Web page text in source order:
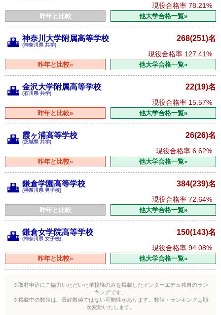
現役合格率 78.21%
昨年と比較 他大学合格一覧»
神奈川大学附属高等学校
(神奈川県 共学)
268(251)名
現役合格率 127.41%
昨年と比較» 他大学合格一覧»
金沢大学附属高等学校
(石川県 共学)
22(19)名
現役合格率 15.57%
昨年と比較» 他大学合格一覧»
霞ヶ浦高等学校
(茨城県 共学)
26(26)名
現役合格率 6.62%
昨年と比較» 他大学合格一覧»
鎌倉学園高等学校
(神奈川県 男子校)
384(239)名
現役合格率 72.64%
昨年と比較 他大学合格一覧»
鎌倉女学院高等学校
(神奈川県 女子校)
150(143)名
現役合格率 94.08%
昨年と比較» 他大学合格一覧»
※取材申込にご協力いただいた学校様のみを掲載したインターエデュ独自のラン
キングです。
※掲載中の数値は、最終数値ではない可能性があります。数値・ランキングは順
次変動いたします。